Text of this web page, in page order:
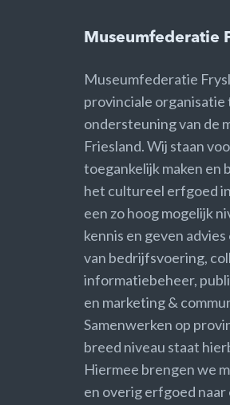
Museumfederatie
Museumfederatie
provinciale organisatie
ondersteuning van de
Friesland. Wij staan
toegankelijk maken en
het cultureel erfgoed
een zo hoog mogelijk
kennis en geven
van bedrijfsvoering,
informatiebeheer,
en marketing &
Samenwerken op
breed niveau staat
Hiermee brengen we
en overig erfgoed naar